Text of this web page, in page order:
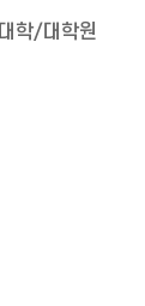
대학/대학원